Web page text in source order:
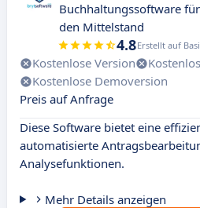
Buchhaltungssoftware für
den Mittelstand
4.8Erstellt auf
Kostenlose Version
Kostenlose Demoversion
Preis auf Anfrage
Diese Software bietet eine
automatisierte
Analysefunktionen.
Mehr Details anzeigen